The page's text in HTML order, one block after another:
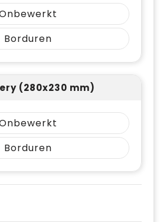
Borduren
(280x230 mm)
Borduren